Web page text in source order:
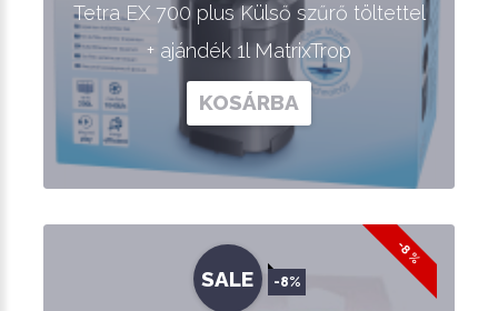
Tetra EX 700 plus Külső szűrő töltettel
+ ajándék 1l MatrixTrop
KOSÁRBA
-8 %
SALE -8%